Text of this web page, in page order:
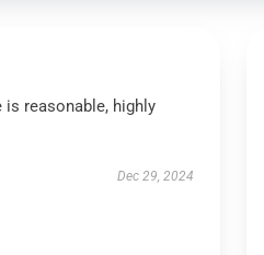
reasonable, highly
Dec 29, 2024